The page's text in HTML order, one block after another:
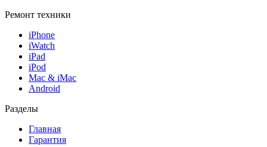
Ремонт техники
iPhone
iWatch
iPad
iPod
Mac & iMac
Android
Разделы
Главная
Гарантия